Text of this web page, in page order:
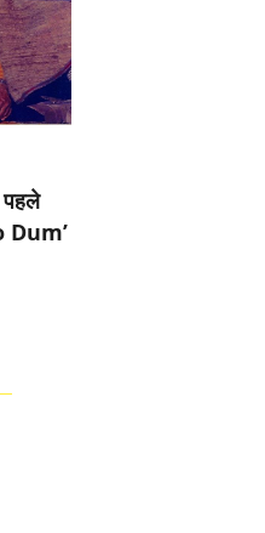
पहले
Dum’